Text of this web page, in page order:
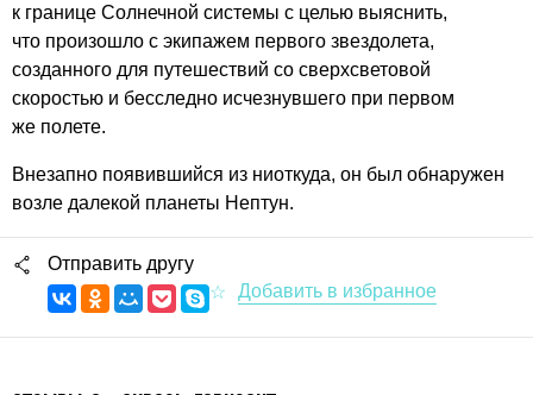
к границе Солнечной системы с целью выяснить,
что произошло с экипажем первого звездолета,
созданного для путешествий со сверхсветовой
скоростью и бесследно исчезнувшего при первом
же полете.
Внезапно появившийся из ниоткуда, он был обнаружен
возле далекой планеты Нептун.
Отправить другу